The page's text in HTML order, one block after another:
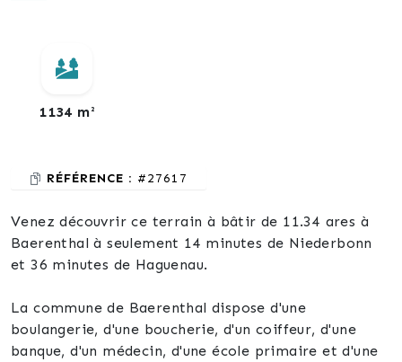
1134 m²
RÉFÉRENCE : #27617
Venez découvrir ce terrain à bâtir de 11.34 ares à
Baerenthal à seulement 14 minutes de Niederbonn
et 36 minutes de Haguenau.
La commune de Baerenthal dispose d'une
boulangerie, d'une boucherie, d'un coiffeur, d'une
banque, d'un médecin, d'une école primaire et d'une